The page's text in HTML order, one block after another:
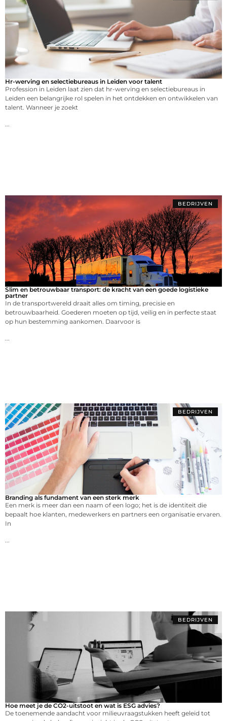
Hr-werving en selectiebureaus in Leiden voor talent
Profession in Leiden laat zien dat hr-werving en selectiebureaus in
Leiden een belangrijke rol spelen in het ontdekken en ontwikkelen van
talent. Wanneer je zoekt
BEDRIJVEN
Slim en betrouwbaar transport: de kracht van een goede logistieke
partner
In de transportwereld draait alles om timing, precisie en
betrouwbaarheid. Goederen moeten op tijd, veilig en in perfecte staat
op hun bestemming aankomen. Daarvoor is
BEDRIJVEN
Branding als fundament van een sterk merk
Een merk is meer dan een naam of een logo; het is de identiteit die
bepaalt hoe klanten, medewerkers en partners een organisatie ervaren.
In
BEDRIJVEN
Hoe meet je de CO2-uitstoot en wat is ESG advies?
De toenemende aandacht voor milieuvraagstukken heeft geleid tot